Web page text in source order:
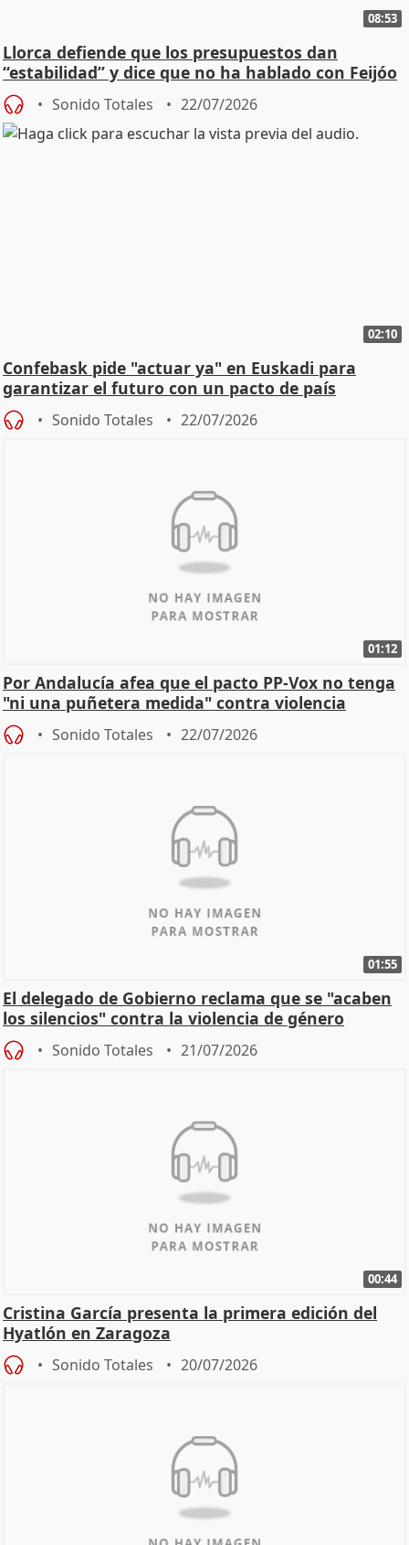
08:53
Llorca defiende que los presupuestos dan
“estabilidad” y dice que no ha hablado con Feijóo
Sonido Totales 22/07/2026
02:10
Confebask pide "actuar ya" en Euskadi para
garantizar el futuro con un pacto de país
Sonido Totales 22/07/2026
01:12
Por Andalucía afea que el pacto PP-Vox no tenga
"ni una puñetera medida" contra violencia
machista
Sonido Totales 22/07/2026
01:55
El delegado de Gobierno reclama que se "acaben
los silencios" contra la violencia de género
Sonido Totales 21/07/2026
00:44
Cristina García presenta la primera edición del
Hyatlón en Zaragoza
Sonido Totales 20/07/2026